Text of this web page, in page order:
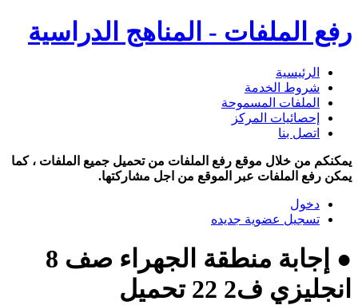
رفع الملفات - المناهج الدراسية
الرئيسية
شروط الخدمة
الملفات المسموحة
إحصائيات المركز
اتصل بنا
يمكنكم من خلال موقع رفع الملفات من تحميل جميع الملفات ، كما
يمكن رفع الملفات عبر الموقع من اجل مشاركتها.
دخول
تسجيل عضوية جديده
● إجابة منطقة الجهراء صف 8
انجليزي ف2 22 تحميل